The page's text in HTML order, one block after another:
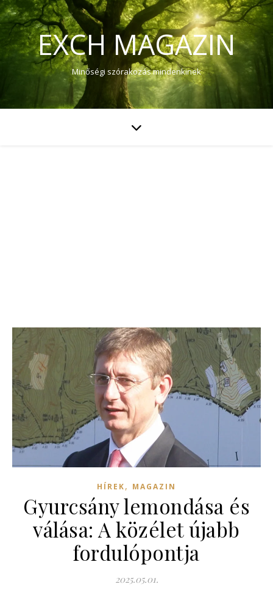
EXCH MAGAZIN
Minőségi szórakozás mindenkinek
HÍREK, MAGAZIN
Gyurcsány lemondása és
válása: A közélet újabb
fordulópontja
2025.05.01.